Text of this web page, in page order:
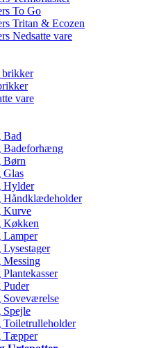
To Go
Tritan & Ecozen
Nedsatte vare
brikker
vare
Bad
Badeforhæng
Børn
Glas
Hylder
Håndklædeholder
Kurve
Køkken
Lamper
Tæpper